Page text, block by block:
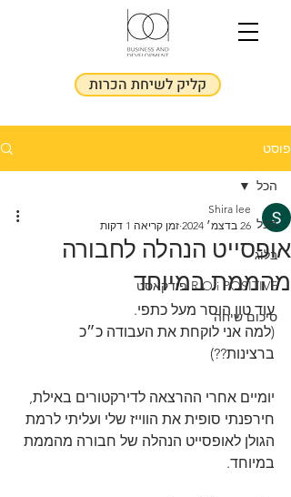
קליק לשיחת הכרות
פוסט
הכל
בלוג
R.O.i POSITIVE פודקאסט
סיכום שיחה
הכל
אופסייט הנהלה לחבורה
מהממת במיוחד
Shira lee
26 בדצמ׳ 2024
זמן קריאה 1 דקות
עוד טון הוסר מעל כתפי.
(למה אני לוקחת את העבודה כ״כ
ברצינות??)
יומיים אחרי ההרצאה לדירקטורים באילת,
חירפנתי סופית את הווייז שלי ועליתי לרמת
הגולן לאופסייט הנהלה של חבורה מהממת
במיוחד.